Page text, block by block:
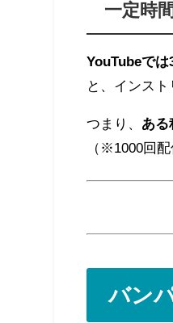
一定時
YouTubeでは
と、インス
つまり、 ある
（※1000回
バン